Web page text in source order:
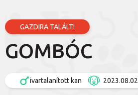
GAZDIRA TALÁLT!
GOMBÓC
ivartalanított kan